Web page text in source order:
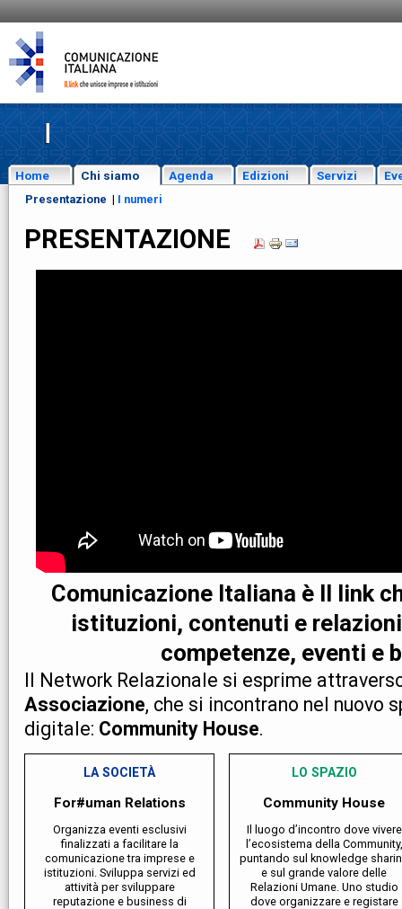
Home Chi siamo Agenda Edizioni Servizi
Presentazione | I numeri
PRESENTAZIONE
Comunicazione Italiana è Il link
istituzioni, contenuti e
competenze, eventi e
Il Network Relazionale si esprime
Associazione, che si incontrano nel nuovo
digitale: Community House.
LA SOCIETÀ
For#uman Relations
Organizza eventi esclusivi
finalizzati a facilitare la
comunicazione tra imprese e
istituzioni. Sviluppa servizi ed
attività per sviluppare
reputazione e business di
LO SPAZIO
Community House
Il luogo d’incontro dove vivere
l’ecosistema della Community,
puntando sul knowledge
e sul grande valore delle
Relazioni Umane. Uno studio
dove organizzare e registare